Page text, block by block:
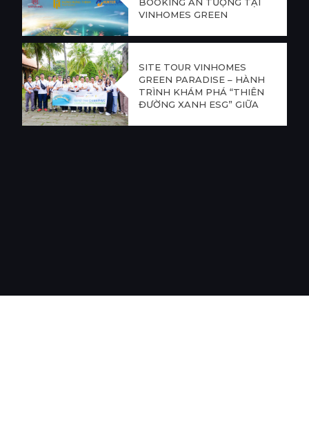
VINHOMES GREEN
SITE TOUR VINHOMES
GREEN PARADISE – HÀNH
TRÌNH KHÁM PHÁ “THIÊN
ĐƯỜNG XANH ESG” GIỮA